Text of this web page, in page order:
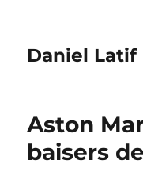
Daniel Latif
Aston
baisers